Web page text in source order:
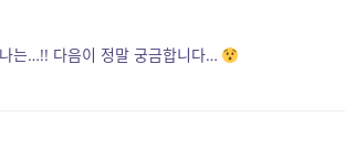
는…!! 다음이 정말 궁금합니다…